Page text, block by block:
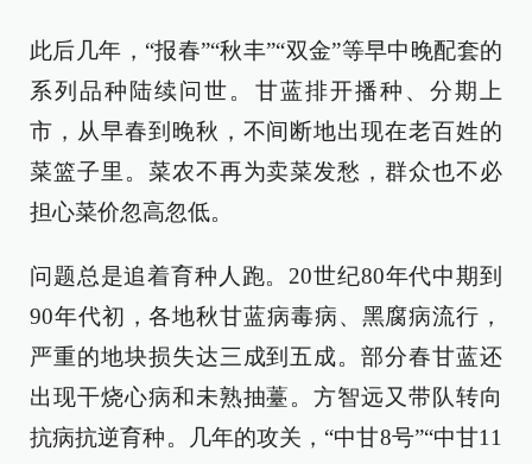
此后几年，“报春”“秋丰”“双金”等早中晚配套的
系列品种陆续问世。甘蓝排开播种、分期上
市，从早春到晚秋，不间断地出现在老百姓的
菜篮子里。菜农不再为卖菜发愁，群众也不必
担心菜价忽高忽低。
问题总是追着育种人跑。20世纪80年代中期到
90年代初，各地秋甘蓝病毒病、黑腐病流行，
严重的地块损失达三成到五成。部分春甘蓝还
出现干烧心病和未熟抽薹。方智远又带队转向
抗病抗逆育种。几年的攻关，“中甘8号”“中甘11